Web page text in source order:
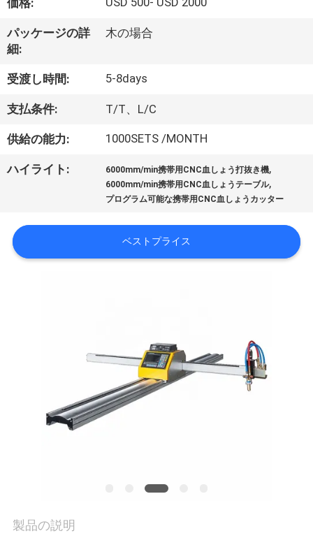
私
達
に
い
て
工
場
用
価格:
パッケージの詳
細:
木の場合
受渡し時間: 5-8days
支払条件: T/T、L/C
供給の能力: 1000SETS /MONTH
ハイライト: 6000mm/min携帯用CNC血しょう打抜き機,
6000mm/min携帯用CNC血しょうテーブル,
プログラム可能な携帯用CNC血しょうカッター
ベストプライス
製品の説明